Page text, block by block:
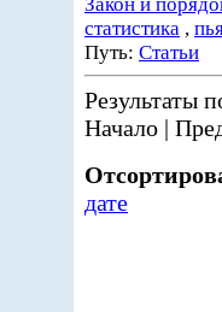
статистика ,
Путь: Статьи
Результаты
Начало |
дате